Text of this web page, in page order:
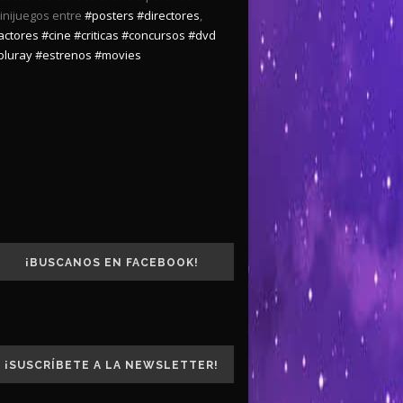
entre #posters #directores,
#cine #criticas #concursos #dvd
#estrenos #movies
¡BUSCANOS EN FACEBOOK!
¡SUSCRÍBETE A LA NEWSLETTER!